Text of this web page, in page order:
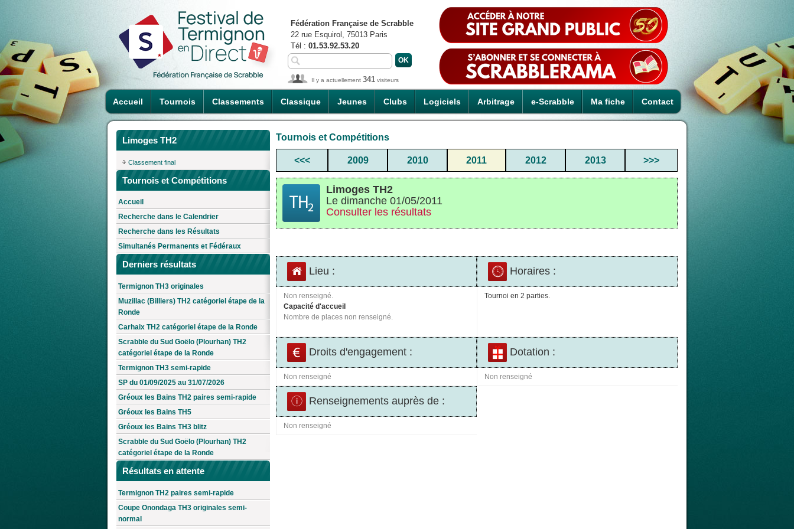
Accueil Tournois Classements Classique Jeunes Clubs Logiciels Arbitrage e-Scrabble Ma fiche Contact
Fédération Française de Scrabble
22 rue Esquirol, 75013 Paris
Tél : 01.53.92.53.20
Il y a actuellement 341 visiteurs
Limoges TH2
Classement final
Tournois et Compétitions
Accueil
Recherche dans le Calendrier
Recherche dans les Résultats
Simultanés Permanents et Fédéraux
Derniers résultats
Termignon TH3 originales
Muzillac (Billiers) TH2 catégoriel étape de la
Ronde
Carhaix TH2 catégoriel étape de la Ronde
Scrabble du Sud Goëlo (Plourhan) TH2
catégoriel étape de la Ronde
Termignon TH3 semi-rapide
SP du 01/09/2025 au 31/07/2026
Gréoux les Bains TH2 paires semi-rapide
Gréoux les Bains TH5
Gréoux les Bains TH3 blitz
Scrabble du Sud Goëlo (Plourhan) TH2
catégoriel étape de la Ronde
Résultats en attente
Termignon TH2 paires semi-rapide
Coupe Onondaga TH3 originales semi-
normal
Tournois et Compétitions
<<< 2009 2010 2011 2012 2013 >>>
Limoges TH2
Le dimanche 01/05/2011
Consulter les résultats
Lieu : Horaires :
Non renseigné.
Capacité d'accueil
Nombre de places non renseigné.
Tournoi en 2 parties.
Droits d'engagement : Dotation :
Non renseigné Non renseigné
Renseignements auprès de :
Non renseigné